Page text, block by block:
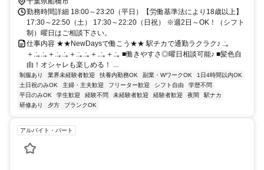
勤務時間詳細 18:00～23:20（平日）【労働基準法により18歳以上】
17:30～22:50（土） 17:30～22:20（日祝） ※週2日～OK！（シフト
制）曜日はご相談下さい。
仕事内容 ★★NewDaysで働こう★★ 駅チカで通勤ラクラク♪ .:｡
＋.:｡.:｡＋.:｡.:｡＋.:｡.:｡＋..:｡＋.:｡ ■働きやすさ◎曜日相談可能♪ ■髪色自
由！オシャレも楽しめる！ ...
制服あり 業界未経験者歓迎 扶養内勤務OK 副業・WワークOK
1日4時間以内OK
土日祝のみOK
主婦・主夫歓迎 フリーター歓迎 シフト自由
学歴不問
平日のみOK
学生歓迎 経験不問 未経験者歓迎 経験者歓迎 夜間
駅ナカ
研修あり
夕方 ブランクOK
アルバイト・パート